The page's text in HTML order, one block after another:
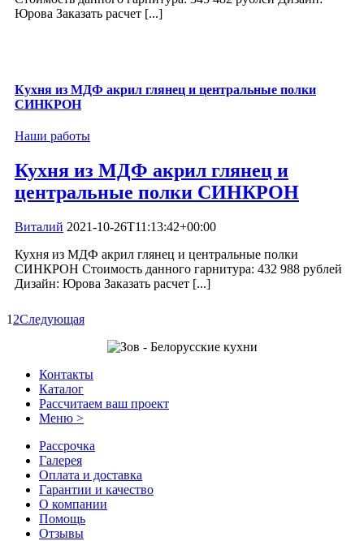
Юрова Заказать расчет [...]
Кухня из МДФ акрил глянец и центральные полки
СИНКРОН
Наши работы
Кухня из МДФ акрил глянец и
центральные полки СИНКРОН
Виталий 2021-10-26T11:13:42+00:00
Кухня из МДФ акрил глянец и центральные полки
СИНКРОН Стоимость данного гарнитура: 432 988 рублей
Дизайн: Юрова Заказать расчет [...]
1 2Следующая
Контакты
Каталог
Рассчитаем ваш проект
Меню >
Рассрочка
Галерея
Оплата и доставка
Гарантии и качество
О компании
Помощь
Отзывы